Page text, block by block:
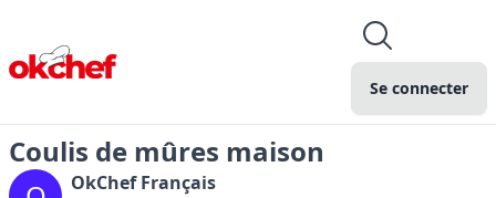
Se connecter
Coulis de mûres maison
OkChef Français